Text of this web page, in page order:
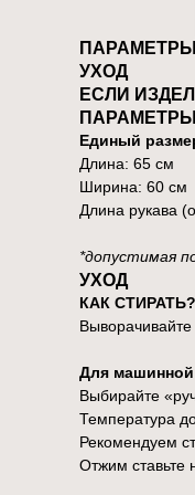
УХОД
ЕСЛИ
Единый
Длина: 65 см
Ширина: 60 см
Длина рукава
*допустимая
УХОД
КАК СТИРАТЬ?
Выворачивайте
Для машинной
Выбирайте
Температура
Рекомендуем
Отжим ставьте